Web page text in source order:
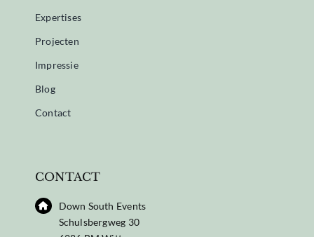
Expertises
Projecten
Impressie
Blog
Contact
CONTACT
Down South Events
Schulsbergweg 30